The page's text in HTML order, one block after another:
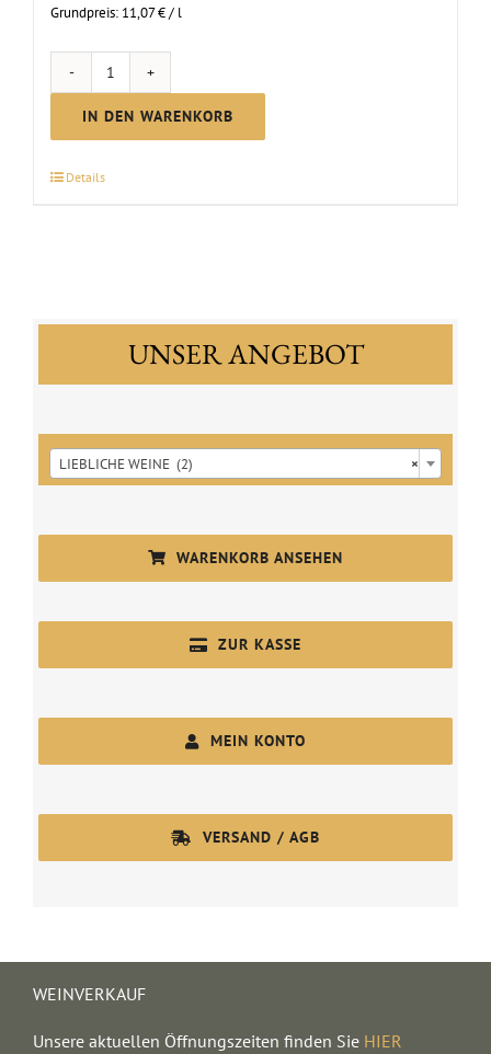
Grundpreis: 11,07€/ l
Scheurebe
lieblich
|
IN DEN WARENKORB
Details
UNSER ANGEBOT
×
LIEBLICHE WEINE (2)
WARENKORB ANSEHEN
ZUR KASSE
MEIN KONTO
VERSAND / AGB
WEINVERKAUF
Unsere aktuellen Öffnungszeiten finden Sie HIER